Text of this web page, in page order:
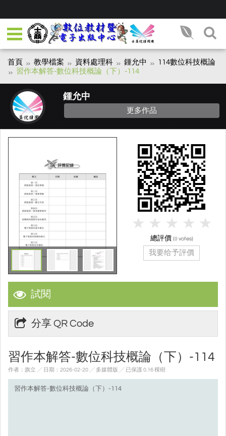
首頁 教學檔案 資料處理科 鍾允中
114數位科技概論
習作本解答-數位科技概論（下）-114
鍾允中
更多作品
試閱
分享 QR Code
習作本解答-數位科技概論（下）-114
作者：旗立 ╱ 日期：2026-02-20 ╱ 多媒體版 ╱ 已保護 0.16 棵樹
習作本解答-數位科技概論（下）-114
總評價 (0 votes)
我要给予評價